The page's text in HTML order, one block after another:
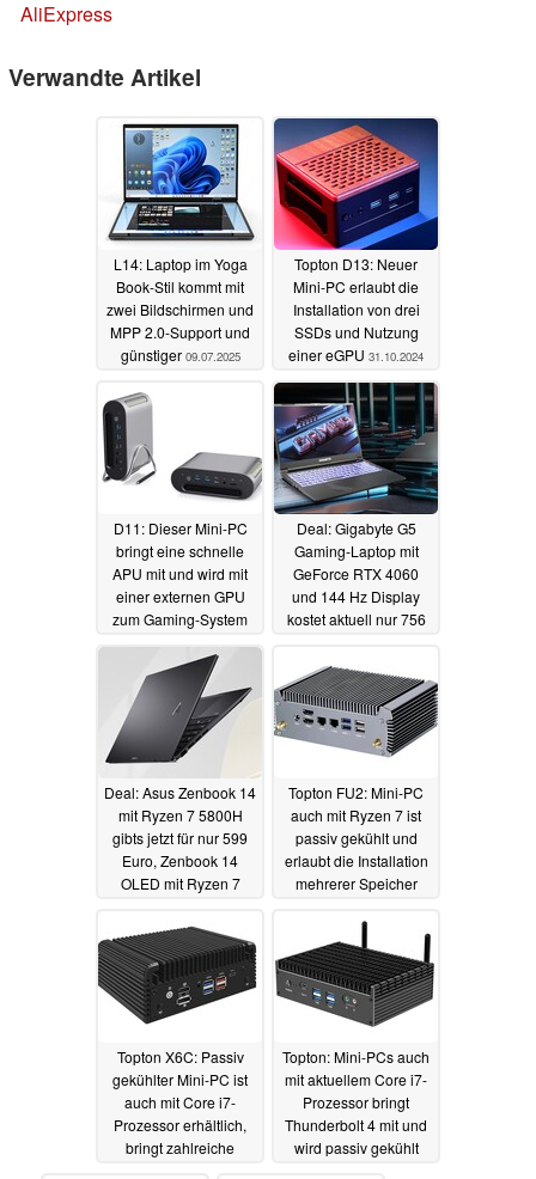
AliExpress
Verwandte Artikel
L14: Laptop im Yoga
Book-Stil kommt mit
zwei Bildschirmen und
MPP 2.0-Support und
günstiger 09.07.2025
Topton D13: Neuer
Mini-PC erlaubt die
Installation von drei
SSDs und Nutzung
einer eGPU 31.10.2024
D11: Dieser Mini-PC
bringt eine schnelle
APU mit und wird mit
einer externen GPU
zum Gaming-System
01.06.2024
Deal: Gigabyte G5
Gaming-Laptop mit
GeForce RTX 4060
und 144 Hz Display
kostet aktuell nur 756
Deal: Asus Zenbook 14
mit Ryzen 7 5800H
gibts jetzt für nur 599
Euro, Zenbook 14
OLED mit Ryzen 7
31.01.2024
Topton FU2: Mini-PC
auch mit Ryzen 7 ist
passiv gekühlt und
erlaubt die Installation
mehrerer Speicher
Topton X6C: Passiv
gekühlter Mini-PC ist
auch mit Core i7-
Prozessor erhältlich,
bringt zahlreiche
Topton: Mini-PCs auch
mit aktuellem Core i7-
Prozessor bringt
Thunderbolt 4 mit und
wird passiv gekühlt